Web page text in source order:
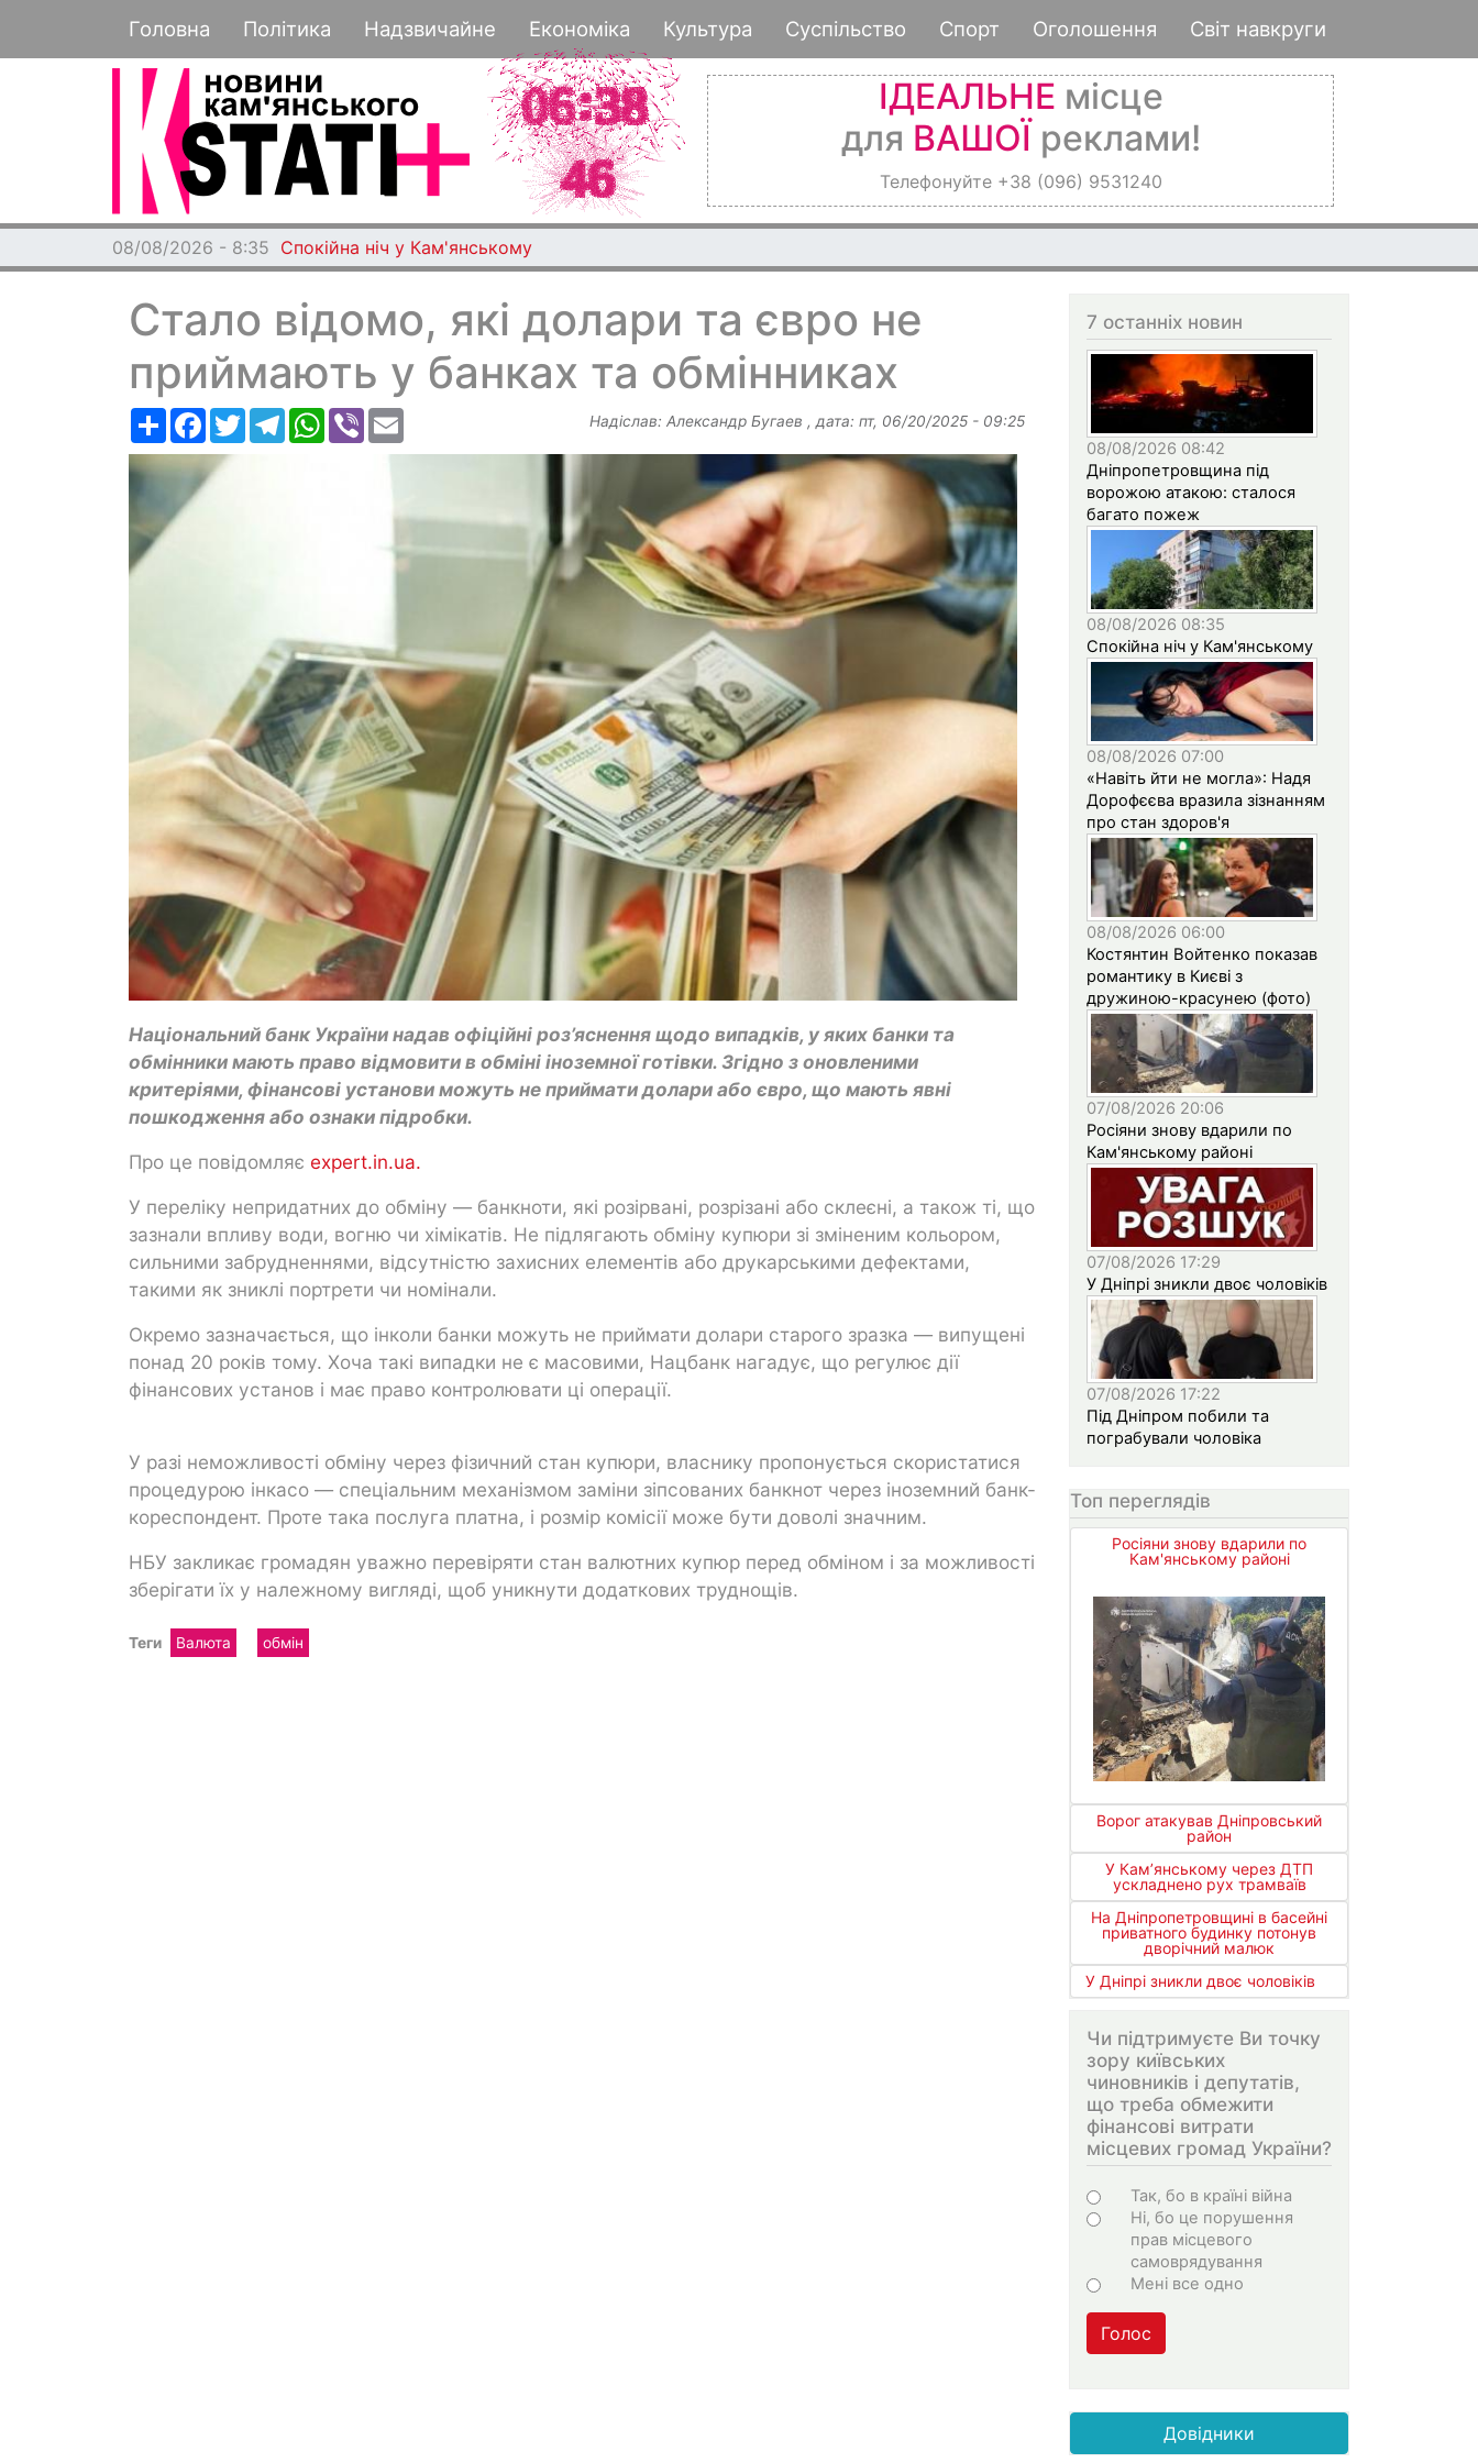
до
основного
Основная навигация
Головна Політика Надзвичайне Економіка Культура Суспільство Спорт Оголошення Світ навкруги
ІДЕАЛЬНЕ місце
для ВАШОЇ реклами!
Телефонуйте +38 (096) 9531240
08/08/2026 - 8:35 Спокійна ніч у Кам'янському
Стало відомо, які долари та євро не
приймають у банках та обмінниках
РесурсFacebook
TwitterTelegramWhatsApp
Viber Надіслав: Александр Бугаев , дата: пт, 06/20/2025 - 09:25
Національний банк України надав офіційні роз’яснення щодо випадків, у яких банки та
обмінники мають право відмовити в обміні іноземної готівки. Згідно з оновленими
критеріями, фінансові установи можуть не приймати долари або євро, що мають явні
пошкодження або ознаки підробки.
Про це повідомляє expert.in.ua.
У переліку непридатних до обміну — банкноти, які розірвані, розрізані або склеєні, а також ті, що
зазнали впливу води, вогню чи хімікатів. Не підлягають обміну купюри зі зміненим кольором,
сильними забрудненнями, відсутністю захисних елементів або друкарськими дефектами,
такими як зниклі портрети чи номінали.
Окремо зазначається, що інколи банки можуть не приймати долари старого зразка — випущені
понад 20 років тому. Хоча такі випадки не є масовими, Нацбанк нагадує, що регулює дії
фінансових установ і має право контролювати ці операції.
У разі неможливості обміну через фізичний стан купюри, власнику пропонується скористатися
процедурою інкасо — спеціальним механізмом заміни зіпсованих банкнот через іноземний банк-
кореспондент. Проте така послуга платна, і розмір комісії може бути доволі значним.
НБУ закликає громадян уважно перевіряти стан валютних купюр перед обміном і за можливості
зберігати їх у належному вигляді, щоб уникнути додаткових труднощів.
Теги Валюта обмін
7 останніх новин
08/08/2026 08:42
Дніпропетровщина під
ворожою атакою: сталося
багато пожеж
08/08/2026 08:35
Спокійна ніч у Кам'янському
08/08/2026 07:00
«Навіть йти не могла»: Надя
Дорофєєва вразила зізнанням
про стан здоров'я
08/08/2026 06:00
Костянтин Войтенко показав
романтику в Києві з
дружиною-красунею (фото)
07/08/2026 20:06
Росіяни знову вдарили по
Кам'янському районі
07/08/2026 17:29
У Дніпрі зникли двоє чоловіків
07/08/2026 17:22
Під Дніпром побили та
пограбували чоловіка
Топ переглядів
Росіяни знову вдарили по
Кам'янському районі
Ворог атакував Дніпровський
район
У Кам’янському через ДТП
ускладнено рух трамваїв
На Дніпропетровщині в басейні
приватного будинку потонув
дворічний малюк
У Дніпрі зникли двоє чоловіків
Чи підтримуєте Ви точку
зору київських
чиновників і депутатів,
що треба обмежити
фінансові витрати
місцевих громад України?
Варіанти
Так, бо в країні війна
Ні, бо це порушення
прав місцевого
самоврядування
Мені все одно
Голос
Довідники